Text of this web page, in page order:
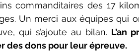
commanditaires des 17
Un merci aux équipes qui
qui s’ajoute au bilan. L’an
des dons pour leur épreuve.